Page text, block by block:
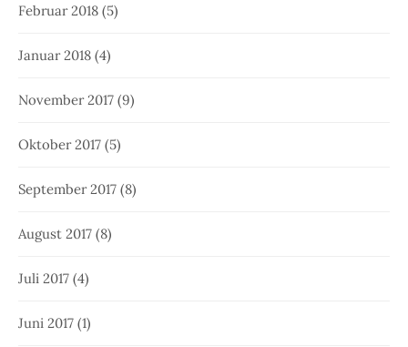
Februar 2018 (5)
Januar 2018 (4)
November 2017 (9)
Oktober 2017 (5)
September 2017 (8)
August 2017 (8)
Juli 2017 (4)
Juni 2017 (1)